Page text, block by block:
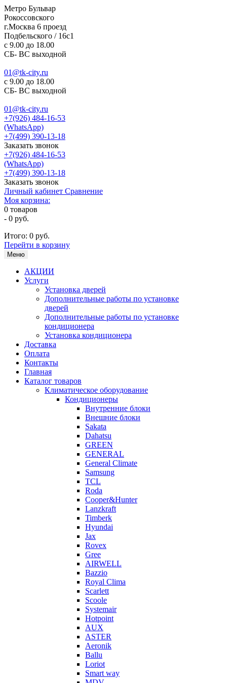
Метро Бульвар
Рокоссовского
г.Москва 6 проезд
Подбельского / 16с1
c 9.00 до 18.00
СБ- ВС выходной
01@tk-city.ru
c 9.00 до 18.00
СБ- ВС выходной
01@tk-city.ru
+7(926) 484-16-53
(WhatsApp)
+7(499) 390-13-18
Заказать звонок
+7(926) 484-16-53
(WhatsApp)
+7(499) 390-13-18
Заказать звонок
Личный кабинет Сравнение
Моя корзина:
0 товаров
- 0 руб.
Итого: 0 руб.
Перейти в корзину
Меню
АКЦИИ
Услуги
Установка дверей
Дополнительные работы по установке
дверей
Дополнительные работы по установке
кондиционера
Установка кондиционера
Доставка
Оплата
Контакты
Главная
Каталог товаров
Климатическое оборудование
Кондиционеры
Внутренние блоки
Внешние блоки
Sakata
Dahatsu
GREEN
GENERAL
General Climate
Samsung
TCL
Roda
Cooper&Hunter
Lanzkraft
Timberk
Hyundai
Jax
Rovex
Gree
AIRWELL
Bazzio
Royal Clima
Scarlett
Scoole
Systemair
Hotpoint
AUX
ASTER
Aeronik
Ballu
Loriot
Smart way